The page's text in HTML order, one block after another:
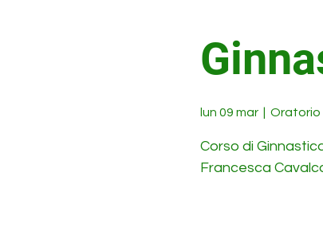
lun 09 mar
  |
Oratorio
Corso di
Francesca